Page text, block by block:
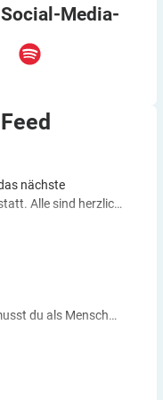
Social-Media-
nächste
Alle sind herzlich
diabetes-anker-
du als Mensch
kannst aber die
In den frühen
Auch bei